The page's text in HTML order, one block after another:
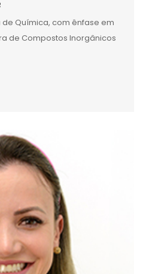
Química, com ênfase em
de Compostos Inorgânicos